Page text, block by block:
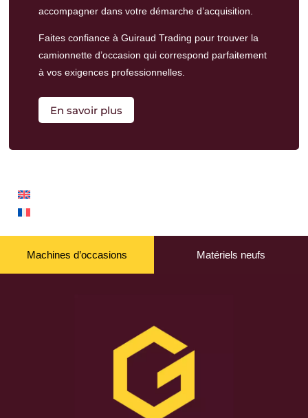
accompagner dans votre démarche d’acquisition.​
Faites confiance à Guiraud Trading pour trouver la
camionnette d’occasion qui correspond parfaitement
à vos exigences professionnelles.
En savoir plus
Machines d’occasions Matériels neufs